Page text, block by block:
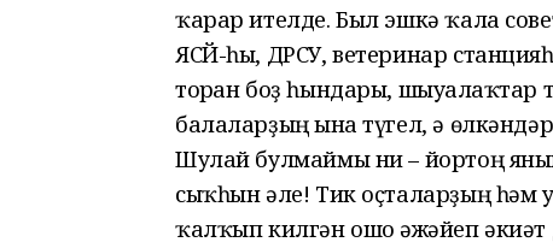
ҡарар ителде. Был эшкә ҡала
ЯСЙ-һы, ДРСУ, ветеринар
торған боҙ һындары, шыуғалаҡтар
балаларҙың ғына түгел, ә
Шулай булмаймы ни – йортоң
сыҡһын әле! Тик оҫталарҙың һәм
ҡалҡып килгән ошо ғәжәйеп